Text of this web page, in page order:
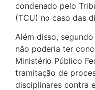
condenado pelo
(TCU) no caso das
Além disso,
não poderia ter
Ministério Público
tramitação de
disciplinares contra